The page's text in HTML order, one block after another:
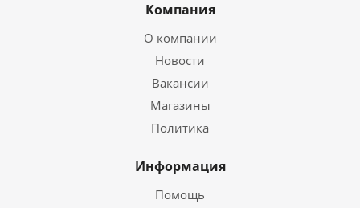
Компания
О компании
Новости
Вакансии
Магазины
Политика
Информация
Помощь